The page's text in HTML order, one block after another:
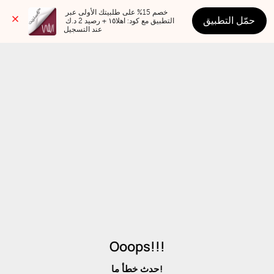
عند التسجيل
حمّل التطبيق
Ooops!!!
حدث خطأ ما!